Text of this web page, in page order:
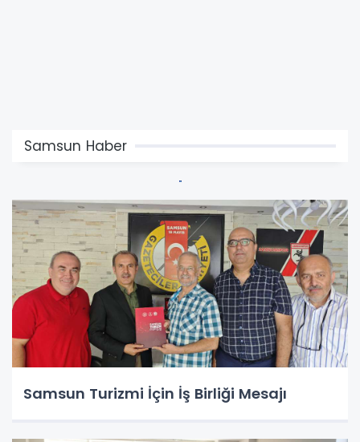
Samsun Haber
Samsun Turizmi İçin İş Birliği Mesajı